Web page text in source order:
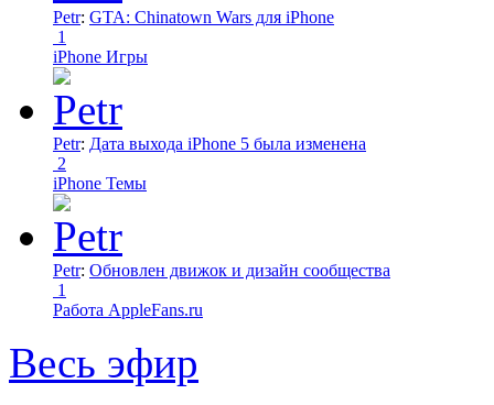
Petr: GTA: Chinatown Wars для iPhone
1
iPhone Игры
Petr: Дата выхода iPhone 5 была изменена
2
iPhone Темы
Petr: Обновлен движок и дизайн сообщества
1
Работа AppleFans.ru
Весь эфир